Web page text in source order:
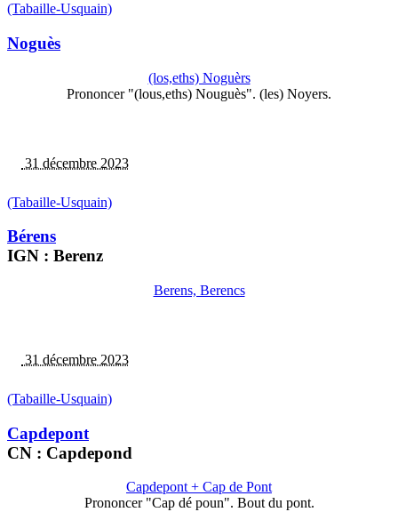
(Tabaille-Usquain)
Noguès
(los,eths) Noguèrs
Prononcer "(lous,eths) Nouguès". (les) Noyers.
31 décembre 2023
(Tabaille-Usquain)
Bérens
IGN : Berenz
Berens, Berencs
31 décembre 2023
(Tabaille-Usquain)
Capdepont
CN : Capdepond
Capdepont + Cap de Pont
Prononcer "Cap dé poun". Bout du pont.